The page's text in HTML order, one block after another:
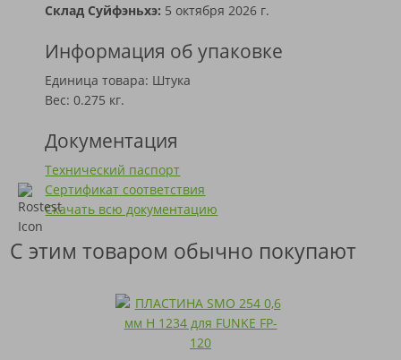
Склад Суйфэньхэ: 5 октября 2026 г.
Информация об упаковке
Единица товара: Штука
Вес: 0.275 кг.
Документация
Технический паспорт
Сертификат соответствия
Скачать всю документацию
С этим товаром обычно покупают